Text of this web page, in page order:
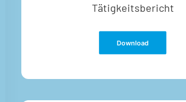
Tätigkeitsbericht
Download